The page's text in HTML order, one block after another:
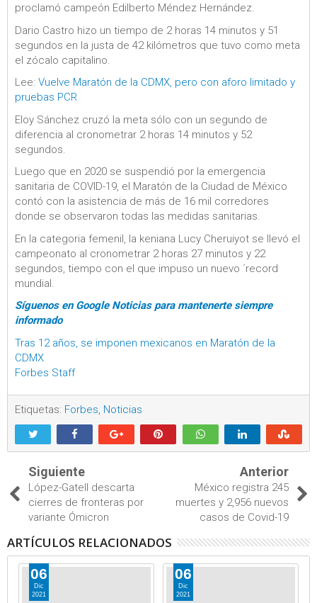
proclamó campeón Edilberto Méndez Hernández.
Dario Castro hizo un tiempo de 2 horas 14 minutos y 51
segundos en la justa de 42 kilómetros que tuvo como meta
el zócalo capitalino.
Lee: Vuelve Maratón de la CDMX, pero con aforo limitado y
pruebas PCR
Eloy Sánchez cruzó la meta sólo con un segundo de
diferencia al cronometrar 2 horas 14 minutos y 52
segundos.
Luego que en 2020 se suspendió por la emergencia
sanitaria de COVID-19, el Maratón de la Ciudad de México
contó con la asistencia de más de 16 mil corredores
donde se observaron todas las medidas sanitarias.
En la categoria femenil, la keniana Lucy Cheruiyot se llevó el
campeonato al cronometrar 2 horas 27 minutos y 22
segundos, tiempo con el que impuso un nuevo ´record
mundial.
Síguenos en Google Noticias para mantenerte siempre
informado
Tras 12 años, se imponen mexicanos en Maratón de la
CDMX
Forbes Staff
Etiquetas: Forbes, Noticias
Siguiente
López-Gatell descarta
cierres de fronteras por
variante Ómicron
Anterior
México registra 245
muertes y 2,956 nuevos
casos de Covid-19
ARTÍCULOS RELACIONADOS
06
Dic
2021
06
Dic
2021